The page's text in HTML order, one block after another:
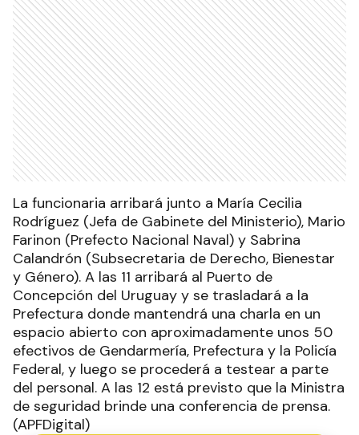
La funcionaria arribará junto a María Cecilia
Rodríguez (Jefa de Gabinete del Ministerio), Mario
Farinon (Prefecto Nacional Naval) y Sabrina
Calandrón (Subsecretaria de Derecho, Bienestar
y Género). A las 11 arribará al Puerto de
Concepción del Uruguay y se trasladará a la
Prefectura donde mantendrá una charla en un
espacio abierto con aproximadamente unos 50
efectivos de Gendarmería, Prefectura y la Policía
Federal, y luego se procederá a testear a parte
del personal. A las 12 está previsto que la Ministra
de seguridad brinde una conferencia de prensa.
(APFDigital)